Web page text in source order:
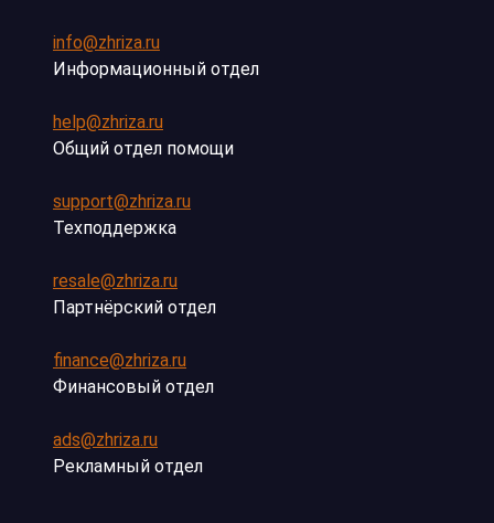
info@zhriza.ru
Информационный отдел
help@zhriza.ru
Общий отдел помощи
support@zhriza.ru
Техподдержка
resale@zhriza.ru
Партнёрский отдел
finance@zhriza.ru
Финансовый отдел
ads@zhriza.ru
Рекламный отдел